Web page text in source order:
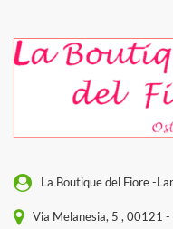
La Boutique del Fiore -
Via Melanesia, 5 , 00121 -